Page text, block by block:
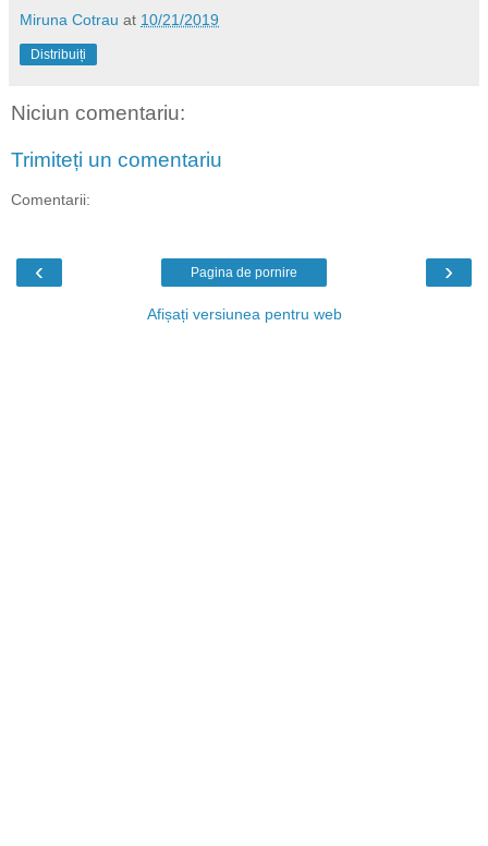
Miruna Cotrau at 10/21/2019
Distribuiți
Niciun comentariu:
Trimiteți un comentariu
Comentarii:
‹ ›
Pagina de pornire
Afișați versiunea pentru web